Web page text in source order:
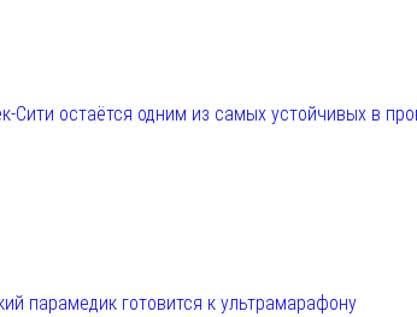
остаётся одним из самых устойчивых в
парамедик готовится к ультрамарафону